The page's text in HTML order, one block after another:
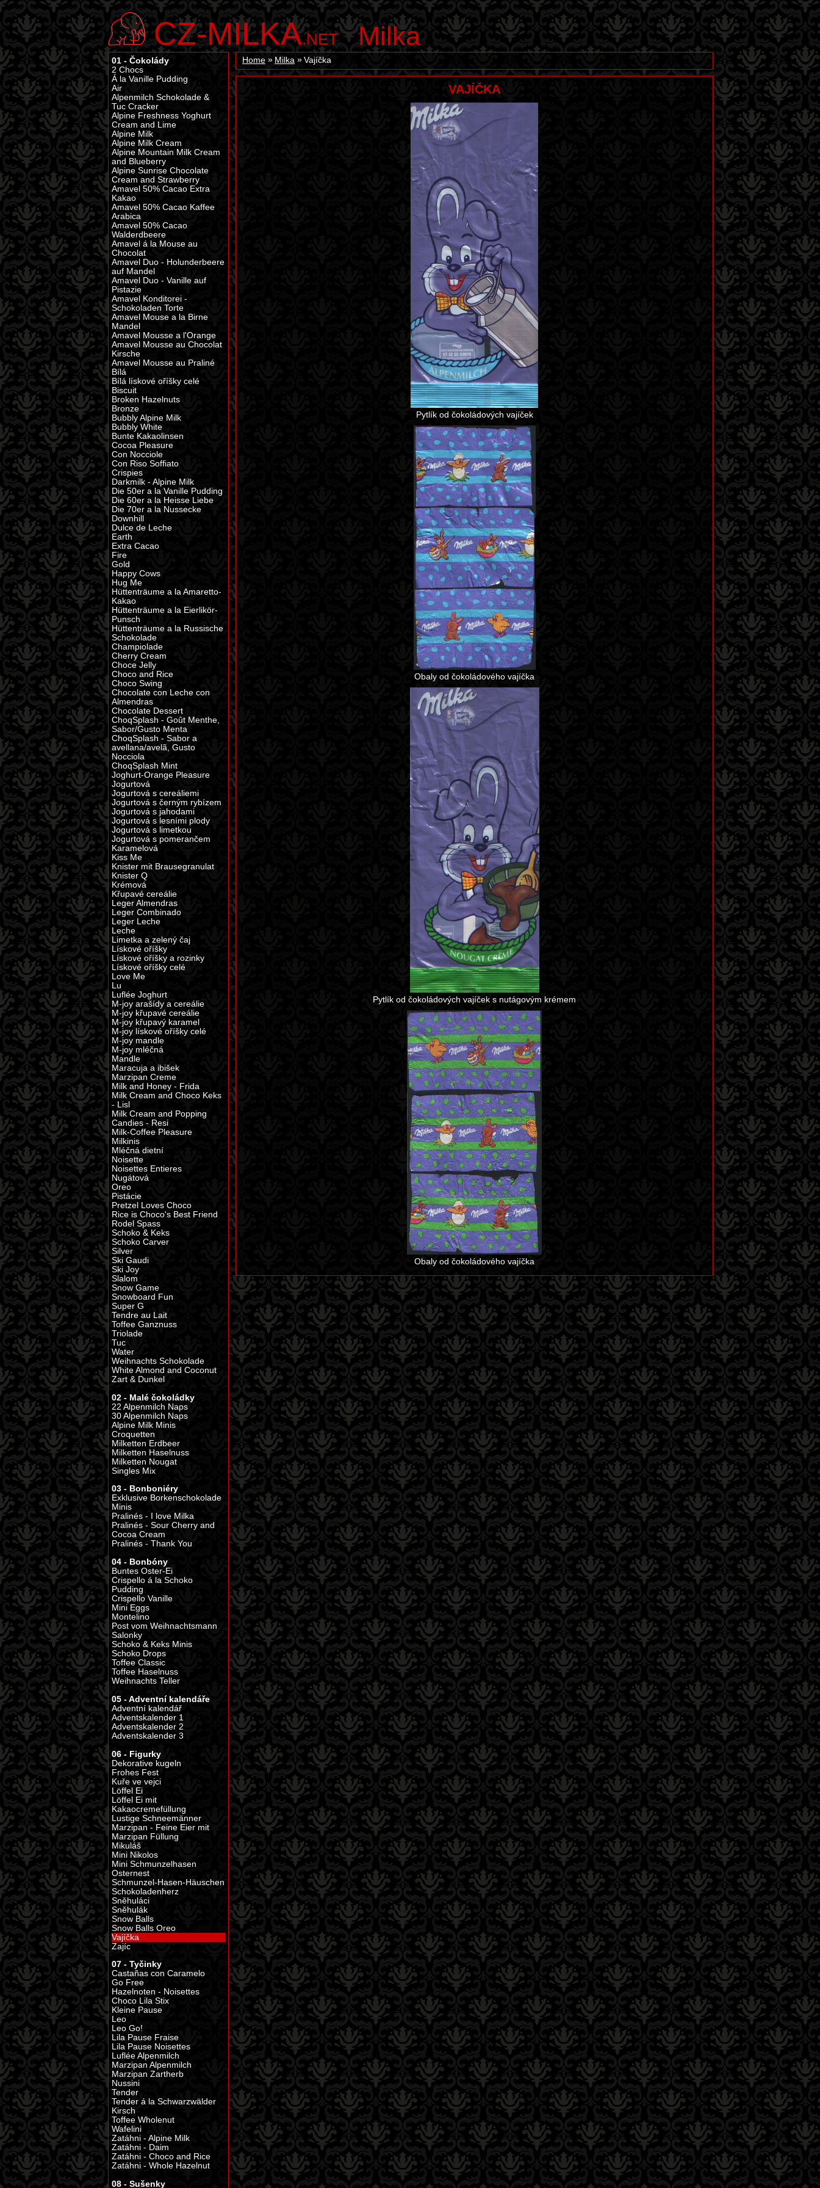
CZ-MILKA.NET Milka
Home Milka Vajíčka
VAJÍČKA
Pytlík od čokoládových vajíček
Obaly od čokoládového vajíčka
Pytlík od čokoládových vajíček s nutágovým krémem
Obaly od čokoládového vajíčka
01 - Čokolády
2 Chocs
Á la Vanille Pudding
Air
Alpenmilch Schokolade &
Tuc Cracker
Alpine Freshness Yoghurt
Cream and Lime
Alpine Milk
Alpine Milk Cream
Alpine Mountain Milk Cream
and Blueberry
Alpine Sunrise Chocolate
Cream and Strawberry
Amavel 50% Cacao Extra
Kakao
Amavel 50% Cacao Kaffee
Arabica
Amavel 50% Cacao
Walderdbeere
Amavel á la Mouse au
Chocolat
Amavel Duo - Holunderbeere
auf Mandel
Amavel Duo - Vanille auf
Pistazie
Amavel Konditorei -
Schokoladen Torte
Amavel Mouse a la Birne
Mandel
Amavel Mousse a l'Orange
Amavel Mousse au Chocolat
Kirsche
Amavel Mousse au Praliné
Bílá
Bílá lískové oříšky celé
Biscuit
Broken Hazelnuts
Bronze
Bubbly Alpine Milk
Bubbly White
Bunte Kakaolinsen
Cocoa Pleasure
Con Nocciole
Con Riso Soffiato
Crispies
Darkmilk - Alpine Milk
Die 50er a la Vanille Pudding
Die 60er a la Heisse Liebe
Die 70er a la Nussecke
Downhill
Dulce de Leche
Earth
Extra Cacao
Fire
Gold
Happy Cows
Hug Me
Hüttenträume a la Amaretto-
Kakao
Hüttenträume a la Eierlikör-
Punsch
Hüttenträume a la Russische
Schokolade
Champiolade
Cherry Cream
Choce Jelly
Choco and Rice
Choco Swing
Chocolate con Leche con
Almendras
Chocolate Dessert
ChoqSplash - Goût Menthe,
Sabor/Gusto Menta
ChoqSplash - Sabor a
avellana/avelã, Gusto
Nocciola
ChoqSplash Mint
Joghurt-Orange Pleasure
Jogurtová
Jogurtová s cereáliemi
Jogurtová s černým rybízem
Jogurtová s jahodami
Jogurtová s lesními plody
Jogurtová s limetkou
Jogurtová s pomerančem
Karamelová
Kiss Me
Knister mit Brausegranulat
Knister Q
Krémová
Křupavé cereálie
Leger Almendras
Leger Combinado
Leger Leche
Leche
Limetka a zelený čaj
Lískové oříšky
Lískové oříšky a rozinky
Lískové oříšky celé
Love Me
Lu
Luflée Joghurt
M-joy arašídy a cereálie
M-joy křupavé cereálie
M-joy křupavý karamel
M-joy lískové oříšky celé
M-joy mandle
M-joy mléčná
Mandle
Maracuja a ibišek
Marzipan Creme
Milk and Honey - Frida
Milk Cream and Choco Keks
- Lisl
Milk Cream and Popping
Candies - Resi
Milk-Coffee Pleasure
Milkinis
Mléčná dietní
Noisette
Noisettes Entieres
Nugátová
Oreo
Pistácie
Pretzel Loves Choco
Rice is Choco's Best Friend
Rodel Spass
Schoko & Keks
Schoko Carver
Silver
Ski Gaudi
Ski Joy
Slalom
Snow Game
Snowboard Fun
Super G
Tendre au Lait
Toffee Ganznuss
Triolade
Tuc
Water
Weihnachts Schokolade
White Almond and Coconut
Zart & Dunkel
02 - Malé čokoládky
22 Alpenmilch Naps
30 Alpenmilch Naps
Alpine Milk Minis
Croquetten
Milketten Erdbeer
Milketten Haselnuss
Milketten Nougat
Singles Mix
03 - Bonboniéry
Exklusive Borkenschokolade
Minis
Pralinés - I love Milka
Pralinés - Sour Cherry and
Cocoa Cream
Pralinés - Thank You
04 - Bonbóny
Buntes Oster-Ei
Crispello á la Schoko
Pudding
Crispello Vanille
Mini Eggs
Montelino
Post vom Weihnachtsmann
Salonky
Schoko & Keks Minis
Schoko Drops
Toffee Classic
Toffee Haselnuss
Weihnachts Teller
05 - Adventní kalendáře
Adventní kalendář
Adventskalender 1
Adventskalender 2
Adventskalender 3
06 - Figurky
Dekorative kugeln
Frohes Fest
Kuře ve vejci
Löffel Ei
Löffel Ei mit
Kakaocremefüllung
Lustige Schneemänner
Marzipan - Feine Eier mit
Marzipan Füllung
Mikuláš
Mini Nikolos
Mini Schmunzelhasen
Osternest
Schmunzel-Hasen-Häuschen
Schokoladenherz
Sněhuláci
Sněhulák
Snow Balls
Snow Balls Oreo
Vajíčka
Zajíc
07 - Tyčinky
Castañas con Caramelo
Go Free
Hazelnoten - Noisettes
Choco Lila Stix
Kleine Pause
Leo
Leo Go!
Lila Pause Fraise
Lila Pause Noisettes
Luflée Alpenmilch
Marzipan Alpenmilch
Marzipan Zartherb
Nussini
Tender
Tender á la Schwarzwälder
Kirsch
Toffee Wholenut
Wafelini
Zatáhni - Alpine Milk
Zatáhni - Daim
Zatáhni - Choco and Rice
Zatáhni - Whole Hazelnut
08 - Sušenky